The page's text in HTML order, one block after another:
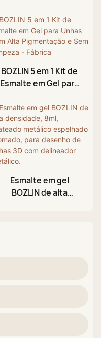
BOZLIN 5 em 1 Kit de
Esmalte em Gel para
Pigmentação e Sem
Limpeza - Fábrica
Esmalte em gel
BOZLIN de alta